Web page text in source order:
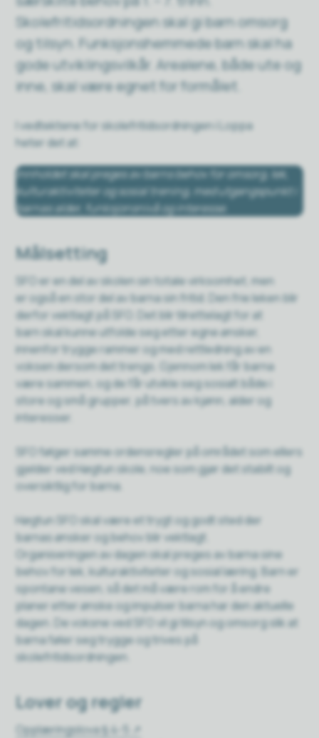
Skolefritidsordningen skal gi barn omsorg
og tilsyn. Funksjonshemmede barn skal ha
gode utviklingsvilkår. Arealene, både ute og
inne, skal være egnet for formålet.
I vedtektene for skolefritidsordningen i Loppa
heter det at:
Innholdet skal preges av barns behov for omsorg, lek,
kulturaktiviteter og sosial trening, med utgangspunkt i
barnas alder, funksjonsnivå og interesse.
Målsetting
SFO er en del av skolen sin totale virksomhet, men
er også en stor del av barna sin fritid. Den frie leken blir
derfor vektlagt på SFO. Det blir tilrettelagt for at
barn skal kunne utfolde seg etter egne ønsker,
innenfor trygge rammer og med rettledning av en
voksen dersom det trengs. Gjennom lek får barna
være sammen, og de får utvikle seg sosialt både i
store og små grupper, på tvers av kjønn, alder og
interesser.
SFO følger samme ordensregler på området som ellers
gjelder ved Høgtun skole, noe som gjør det stabilt og
oversiktlig for barna.
Høgtun SFO skal være et trygt og godt sted der
barnas ønsker og behov blir vektlagt.
Organiseringen av dagen skal preges av barna sine
behov for lek, kulturaktiviteter og sosial læring. Barn er
spontane vesen, så det må være rom for å endre
planer etter ønske og impulser barna har den aktuelle
dagen. De voksne ved SFO vil gi tilsyn og omsorg slik at
barna føler seg trygge og trives på
skolefritidsordningen.
Lover og regler
Opplæringslova § 4-5